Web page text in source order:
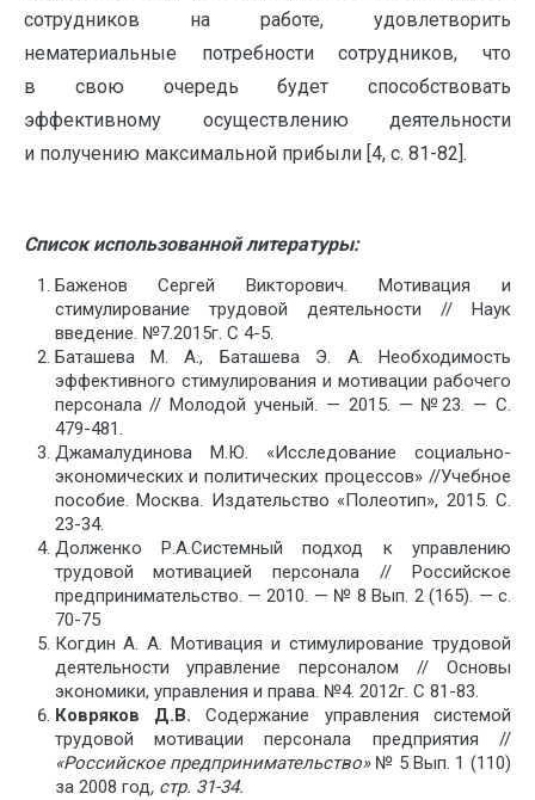
сотрудников на работе, удовлетворить
нематериальные потребности сотрудников, что
в свою очередь будет способствовать
эффективному осуществлению деятельности
и получению максимальной прибыли [4, с. 81-82].
Список использованной литературы:
Баженов Сергей Викторович. Мотивация и
стимулирование трудовой деятельности // Наук
введение. №7.2015г. С 4-5.
Баташева М. А., Баташева Э. А. Необходимость
эффективного стимулирования и мотивации рабочего
персонала // Молодой ученый. — 2015. — №23. — С.
479-481.
Джамалудинова М.Ю. «Исследование социально-
экономических и политических процессов» //Учебное
пособие. Москва. Издательство «Полеотип», 2015. С.
23-34.
Долженко Р.А.Системный подход к управлению
трудовой мотивацией персонала // Российское
предпринимательство. — 2010. — № 8 Вып. 2 (165). — c.
70-75
Когдин А. А. Мотивация и стимулирование трудовой
деятельности управление персоналом // Основы
экономики, управления и права. №4. 2012г. С 81-83.
Ковряков Д.В. Содержание управления системой
трудовой мотивации персонала предприятия //
«Российское предпринимательство» № 5 Вып. 1 (110)
за 2008 год, cтр. 31-34.